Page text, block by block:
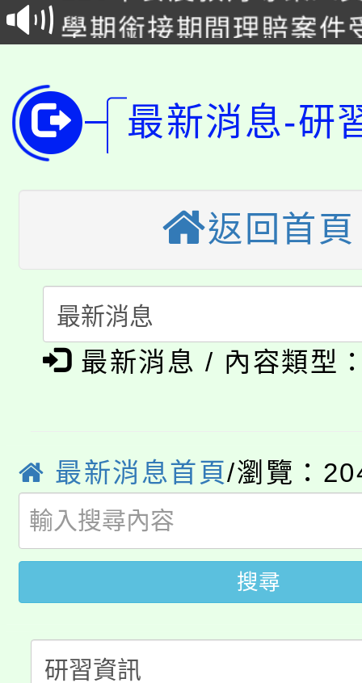
程
學期銜接期間理賠案件
版
公告本校115學年度第
代理(課)教師甄選結果(
「2026金融保險知識
車」活動
生本土語及新住民語歌
公告本校115學年度第
代理(課)教師甄選結果(
代理(課)教師甄選結果(
轉知中國文化大學推廣
《TA101》溝通分析基
系所師生報名參加。
淨零綠生活教案入校路
115年食農教育專業人
學籍身 分審查程序及
版
淨零綠領人才培育課程
公告本校115學年度第
代理(課)教師甄選結果(
「2026金融保險知識
桃園市115學年度學生
代理(課)教師甄選結果(
公告本校115學年度第
最新消息-研
返回首頁
最新消息 / 內容類型
最新消息首頁/瀏覽：
搜尋